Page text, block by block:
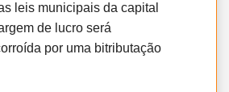
leis municipais da capital
de lucro será
por uma bitributação